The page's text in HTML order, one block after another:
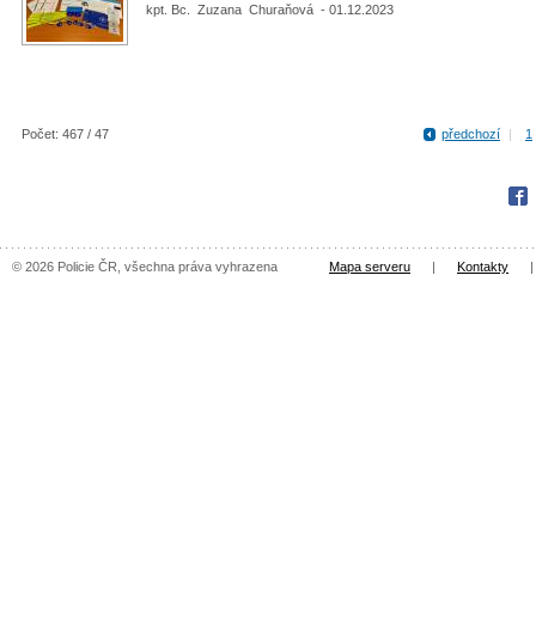
kpt. Bc. Zuzana Churaňová - 01.12.2023
Počet: 467 / 47 předchozí | 1
© 2026 Policie ČR, všechna práva vyhrazena Mapa serveru | Kontakty |